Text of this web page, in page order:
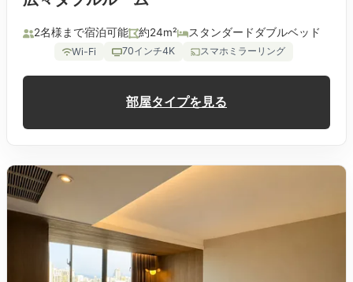
2名様まで宿泊可能 約24m² スタンダードダブルベッド
Wi-Fi 70インチ4K スマホミラーリング
部屋タイプを見る